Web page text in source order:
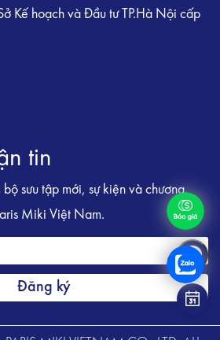
Kế hoạch và Đầu tư TP.Hà Nội cấp
tin
sưu tập mới, sự kiện và chương
Miki Việt Nam.
Đăng ký